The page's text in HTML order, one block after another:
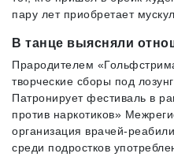
пару лет приобретает
В танце выясняли
Прародителем
творческие сборы под
Патронирует фестиваль в
против наркотиков»
организация врачей-
среди подростков